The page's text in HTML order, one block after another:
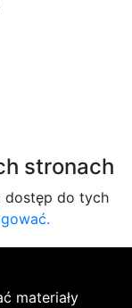
stronach
dostęp do tych
materiały